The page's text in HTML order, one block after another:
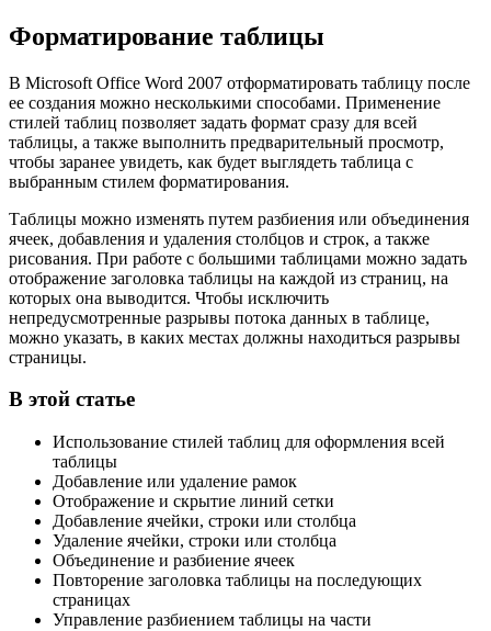
Форматирование таблицы
В Microsoft Office Word 2007 отформатировать таблицу после
ее создания можно несколькими способами. Применение
стилей таблиц позволяет задать формат сразу для всей
таблицы, а также выполнить предварительный просмотр,
чтобы заранее увидеть, как будет выглядеть таблица с
выбранным стилем форматирования.
Таблицы можно изменять путем разбиения или объединения
ячеек, добавления и удаления столбцов и строк, а также
рисования. При работе с большими таблицами можно задать
отображение заголовка таблицы на каждой из страниц, на
которых она выводится. Чтобы исключить
непредусмотренные разрывы потока данных в таблице,
можно указать, в каких местах должны находиться разрывы
страницы.
В этой статье
Использование стилей таблиц для оформления всей
таблицы
Добавление или удаление рамок
Отображение и скрытие линий сетки
Добавление ячейки, строки или столбца
Удаление ячейки, строки или столбца
Объединение и разбиение ячеек
Повторение заголовка таблицы на последующих
страницах
Управление разбиением таблицы на части